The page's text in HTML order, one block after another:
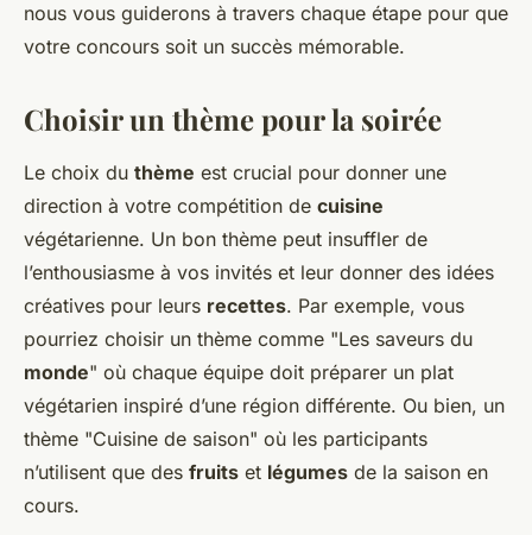
nous vous guiderons à travers chaque étape pour que
votre concours soit un succès mémorable.
Choisir un thème pour la soirée
Le choix du thème est crucial pour donner une
direction à votre compétition de cuisine
végétarienne. Un bon thème peut insuffler de
l’enthousiasme à vos invités et leur donner des idées
créatives pour leurs recettes. Par exemple, vous
pourriez choisir un thème comme "Les saveurs du
monde" où chaque équipe doit préparer un plat
végétarien inspiré d’une région différente. Ou bien, un
thème "Cuisine de saison" où les participants
n’utilisent que des fruits et légumes de la saison en
cours.